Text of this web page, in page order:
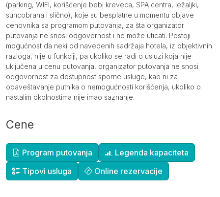
(parking, WIFI, korišćenje bebi kreveca, SPA centra, ležaljki,
suncobrana i slično), koje su besplatne u momentu objave
cenovnika sa programom putovanja, za šta organizator
putovanja ne snosi odgovornost i ne može uticati. Postoji
mogućnost da neki od navedenih sadržaja hotela, iz objektivnih
razloga, nije u funkciji, pa ukoliko se radi o usluzi koja nije
uključena u cenu putovanja, organizator putovanja ne snosi
odgovornost za dostupnost sporne usluge, kao ni za
obaveštavanje putnika o nemogućnosti korišćenja, ukoliko o
nastalim okolnostima nije imao saznanje.
Cene
Dopunske informacije
Program putovanja
Legenda kapaciteta
Tipovi usluga
Online rezervacije